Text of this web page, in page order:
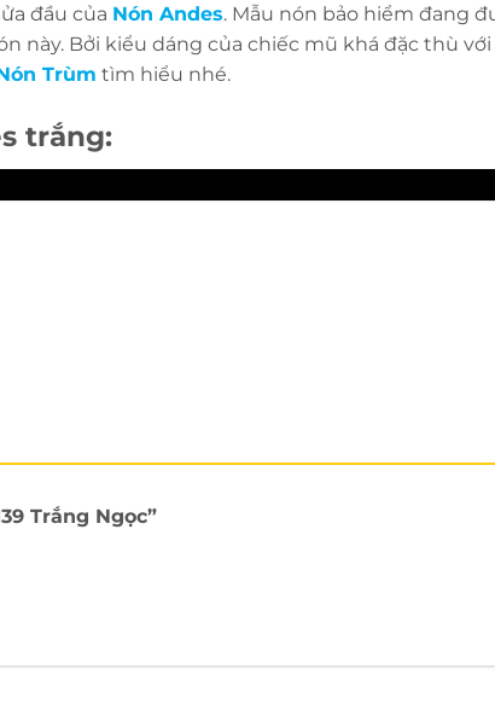
đầu của Nón Andes. Mẫu nón bảo hiểm đang
này. Bởi kiểu dáng của chiếc mũ khá đặc thù
Trùm tìm hiểu nhé.
trắng:
Trắng Ngọc”